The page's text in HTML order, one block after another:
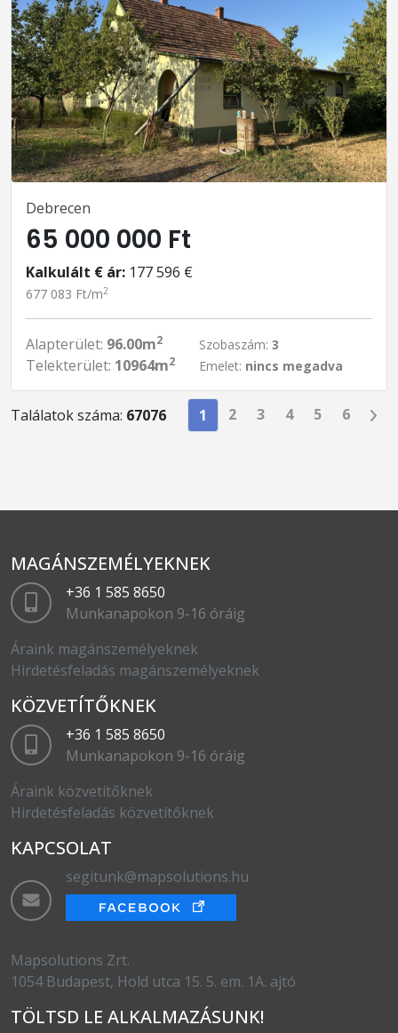
Debrecen
65 000 000 Ft
Kalkulált € ár: 177 596 €
677 083 Ft/m2
Alapterület: 96.00m2
Telekterület: 10964m2
Szobaszám: 3
Emelet: nincs megadva
Találatok száma: 67076 1 2 3 4 5 6
MAGÁNSZEMÉLYEKNEK
+36 1 585 8650
Munkanapokon 9-16 óráig
Áraink magánszemélyeknek
Hirdetésfeladás magánszemélyeknek
KÖZVETÍTŐKNEK
+36 1 585 8650
Munkanapokon 9-16 óráig
Áraink közvetítőknek
Hirdetésfeladás közvetítőknek
KAPCSOLAT
segitunk@mapsolutions.hu
Mapsolutions Zrt.
1054 Budapest, Hold utca 15. 5. em. 1A. ajtó
TÖLTSD LE ALKALMAZÁSUNK!